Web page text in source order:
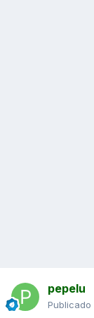
pepelu
Publicado